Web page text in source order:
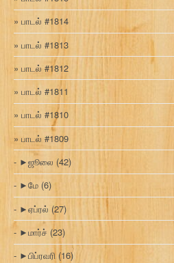
பாடல் #1814
பாடல் #1813
பாடல் #1812
பாடல் #1811
பாடல் #1810
பாடல் #1809
►ஜூலை (42)
►மே (6)
►ஏப்ரல் (27)
►மார்ச் (23)
►பிப்ரவரி (16)